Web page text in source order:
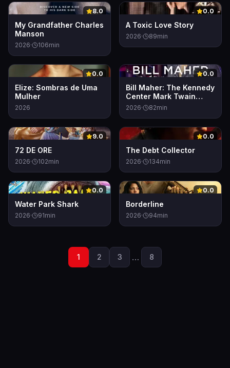
0 8.0
My Grandfather Charles
Manson
2026· 106min
0 0.0
A Toxic Love Story
2026· 89min
0 0.0
Elize: Sombras de Uma
Mulher
2026
0 0.0
Bill Maher: The Kennedy
Center Mark Twain
Prize for American
Humor
2026· 82min
0 9.0
72 DE ORE
2026· 102min
0 0.0
The Debt Collector
2026· 134min
0 0.0
Water Park Shark
2026· 91min
0 0.0
Borderline
2026· 94min
1 2 3 … 8